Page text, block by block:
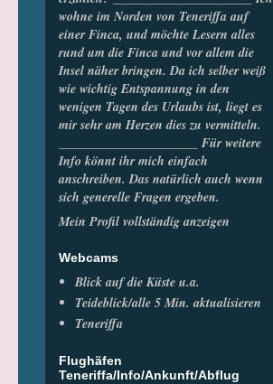
wohne im Norden von Teneriffa auf
einer Finca, und möchte Lesern alles
rund um die Finca und vor allem die
Insel näher bringen. Da ich selber weiß
wie wichtig Entspannung in den
wenigen Tagen des Urlaubs ist, liegt es
mir sehr am Herzen dies zu vermitteln.
______________________ Für weitere
Info könnt ihr mich einfach
anschreiben. Das natürlich auch wenn
sich generelle Fragen ergeben.
Mein Profil vollständig anzeigen
Webcams
Blick auf die Küste u.a.
Teideblick/alle 5 Min. aktualisieren
Teneriffa
Flughäfen
Teneriffa/Info/Ankunft/Abflug